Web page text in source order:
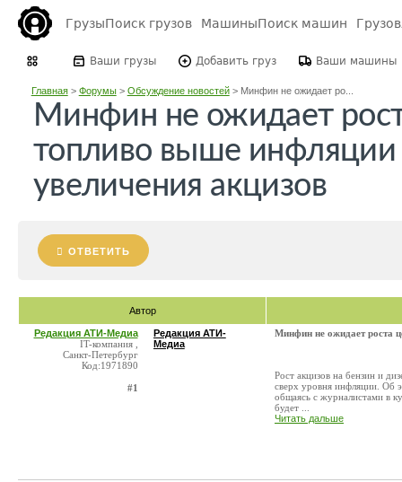
ГрузыПоиск грузов МашиныПоиск машин
Ваши грузы Добавить груз Ваши машины
Главная> Форумы> Обсуждение новостей> Минфин не ожидает ро...
Минфин не ожидает
топливо выше инфляции
увеличения акцизов
ОТВЕТИТЬ
Автор
Редакция АТИ-Медиа
IT-компания ,
Санкт-Петербург
Код:1971890
#1
Редакция АТИ-
Медиа
Минфин не ожидает роста
Рост акцизов на бензин и
сверх уровня инфляции. Об
общаясь с журналистами в
будет ...
Читать дальше